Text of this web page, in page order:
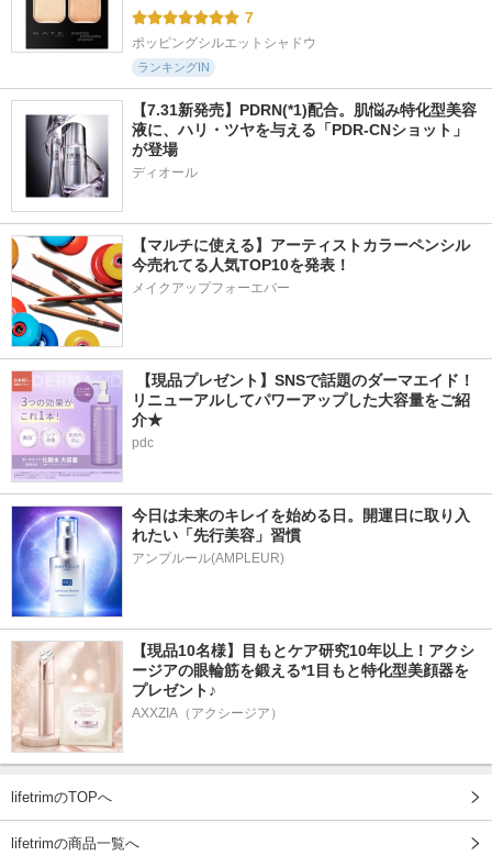
7
ポッピングシルエットシャドウ
ランキングIN
【7.31新発売】PDRN(*1)配合。肌悩み特化型美容
液に、ハリ・ツヤを与える「PDR-CNショット」
が登場
ディオール
【マルチに使える】アーティストカラーペンシル
今売れてる人気TOP10を発表！
メイクアップフォーエバー
【現品プレゼント】SNSで話題のダーマエイド！
リニューアルしてパワーアップした大容量をご紹
介★
pdc
今日は未来のキレイを始める日。開運日に取り入
れたい「先行美容」習慣
アンプルール(AMPLEUR)
【現品10名様】目もとケア研究10年以上！アクシ
ージアの眼輪筋を鍛える*1目もと特化型美顔器を
プレゼント♪
AXXZIA（アクシージア）
lifetrimのTOPへ
lifetrimの商品一覧へ